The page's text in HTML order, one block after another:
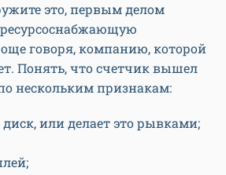
это, первым делом
говоря, компанию, которой
Понять, что счетчик вышел
нескольким признакам:
или делает это рывками;